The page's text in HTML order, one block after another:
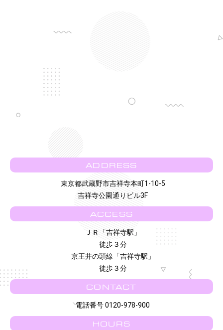
ADDRESS
東京都武蔵野市吉祥寺本町1-10-5
吉祥寺公園通りビル3F
ACCESS
ＪＲ「吉祥寺駅」
徒歩３分
京王井の頭線「吉祥寺駅」
徒歩３分
CONTACT
電話番号 0120-978-900
HOURS